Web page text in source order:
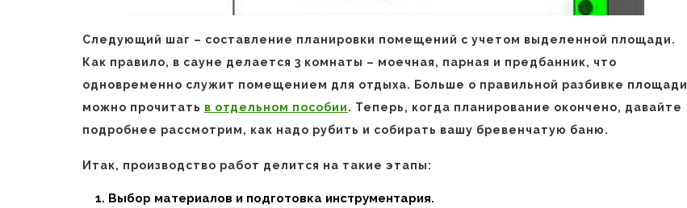
Следующий шаг – составление планировки помещений с учетом выделенной площади.
Как правило, в сауне делается 3 комнаты – моечная, парная и предбанник, что
одновременно служит помещением для отдыха. Больше о правильной разбивке площади
можно прочитать в отдельном пособии. Теперь, когда планирование окончено, давайте
подробнее рассмотрим, как надо рубить и собирать вашу бревенчатую баню.
Итак, производство работ делится на такие этапы:
Выбор материалов и подготовка инструментария.